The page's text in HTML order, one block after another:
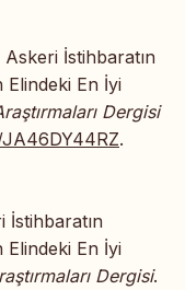
İstihbaratın
Elindeki En İyi
Dergisi
.
İstihbaratın
Elindeki En İyi
Dergisi.